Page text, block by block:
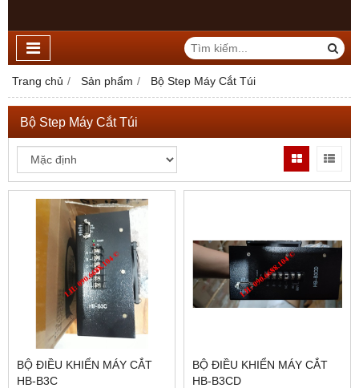
Trang chủ Sản phẩm Bộ Step Máy Cắt Túi
Bộ Step Máy Cắt Túi
BỘ ĐIỀU KHIỂN MÁY CẮT
HB-B3C
BỘ ĐIỀU KHIỂN MÁY CẮT
HB-B3CD